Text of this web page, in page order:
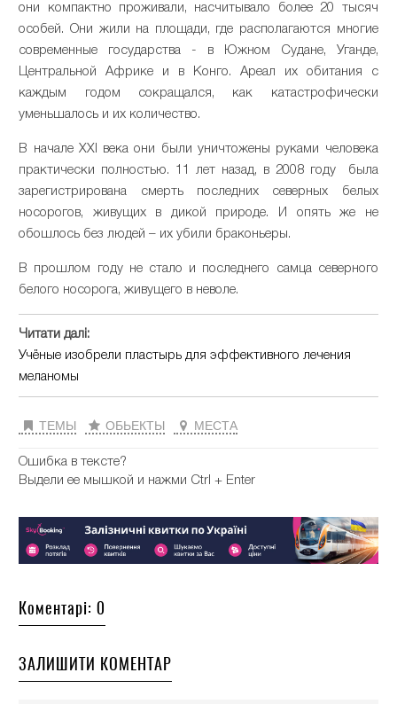
они компактно проживали, насчитывало более 20 тысяч
особей. Они жили на площади, где располагаются многие
современные государства - в Южном Судане, Уганде,
Центральной Африке и в Конго. Ареал их обитания с
каждым годом сокращался, как катастрофически
уменьшалось и их количество.
В начале XXI века они были уничтожены руками человека
практически полностью. 11 лет назад, в 2008 году была
зарегистрирована смерть последних северных белых
носорогов, живущих в дикой природе. И опять же не
обошлось без людей – их убили браконьеры.
В прошлом году не стало и последнего самца северного
белого носорога, живущего в неволе.
Читати далі:
Учёные изобрели пластырь для эффективного лечения
меланомы
ТЕМЫ ОБЬЕКТЫ МЕСТА
Ошибка в тексте?
Выдели ее мышкой и нажми Ctrl + Enter
Коментарі: 0
ЗАЛИШИТИ КОМЕНТАР